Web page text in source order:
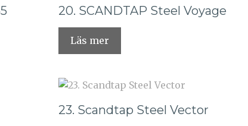
20. SCANDTAP Steel Voyage
Läs mer
23. Scandtap Steel Vector